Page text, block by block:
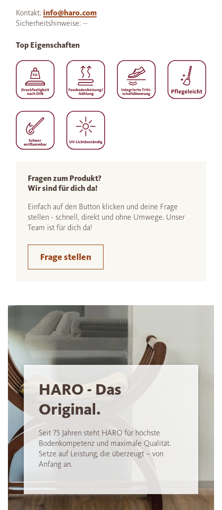
Kontakt: info@haro.com
Sicherheitshinweise: --
Fragen zum Produkt?
Wir sind für dich da!
Einfach auf den Button klicken und deine Frage
stellen - schnell, direkt und ohne Umwege. Unser
Team ist für dich da!
Frage stellen
Top Eigenschaften
HARO - Das
Original.
Seit 75 Jahren steht HARO für höchste
Bodenkompetenz und maximale Qualität.
Setze auf Leistung, die überzeugt – von
Anfang an.